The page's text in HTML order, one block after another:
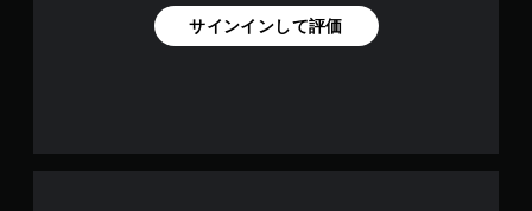
サインインして評価